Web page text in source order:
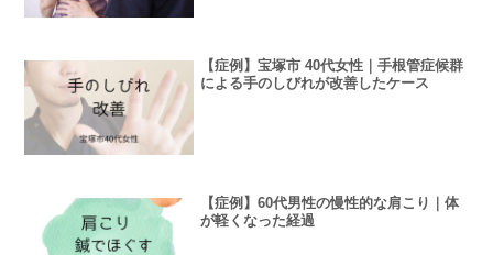
【症例】宝塚市 40代女性｜手根管症候群
による手のしびれが改善したケース
【症例】60代男性の慢性的な肩こり｜体
が軽くなった経過